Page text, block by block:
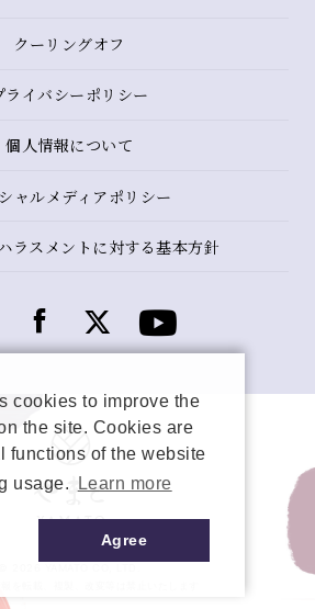
クーリングオフ
ライバシーポリシー
個人情報について
ャルメディアポリシー
ラスメントに対する基本方針
cookies to improve the
the site. Cookies are
functions of the website
usage.
Learn more
Agree